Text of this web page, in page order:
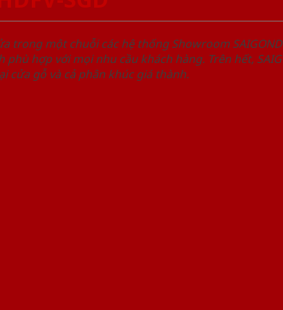
trong một chuỗi các hệ thống Showroom
hợp với mọi nhu cầu khách hàng. Trên hết,
cửa gỗ và cả phân khúc giá thành.